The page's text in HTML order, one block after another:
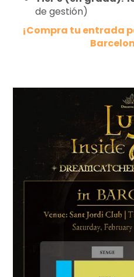
de gestión)
¡Compra tu entrada